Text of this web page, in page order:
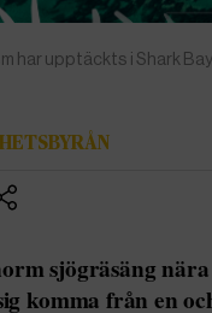
har upptäckts i Shark
sjögräsäng
komma från en